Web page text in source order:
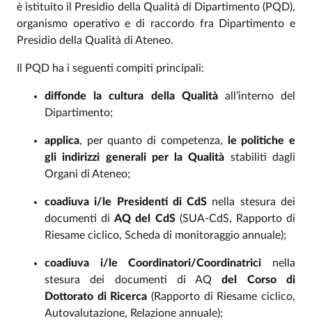
è istituito il Presidio della Qualità di Dipartimento (PQD),
organismo operativo e di raccordo fra Dipartimento e
Presidio della Qualità di Ateneo.
Il PQD ha i seguenti compiti principali:
diffonde la cultura della Qualitàall’interno del
Dipartimento;
applica, per quanto di competenza,
le politiche e
gli indirizzi generali per la Qualità stabiliti dagli
Organi di Ateneo;
coadiuva i/le Presidenti di CdS nella stesura dei
documenti diAQ del CdS(SUA-CdS, Rapporto di
Riesame ciclico, Scheda di monitoraggio annuale);
coadiuva i/le Coordinatori/Coordinatrici nella
stesura dei documenti di AQ del Corso di
Dottorato di Ricerca (Rapporto di Riesame ciclico,
Autovalutazione, Relazione annuale);